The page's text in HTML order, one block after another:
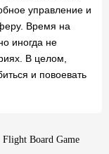
управление и
Время на
иногда не
В целом,
и повоевать
Board Game